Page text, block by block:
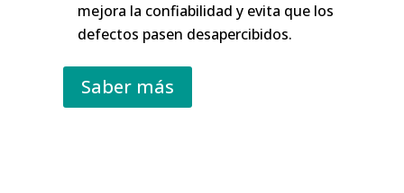
mejora la confiabilidad y evita que los
defectos pasen desapercibidos.
Saber más